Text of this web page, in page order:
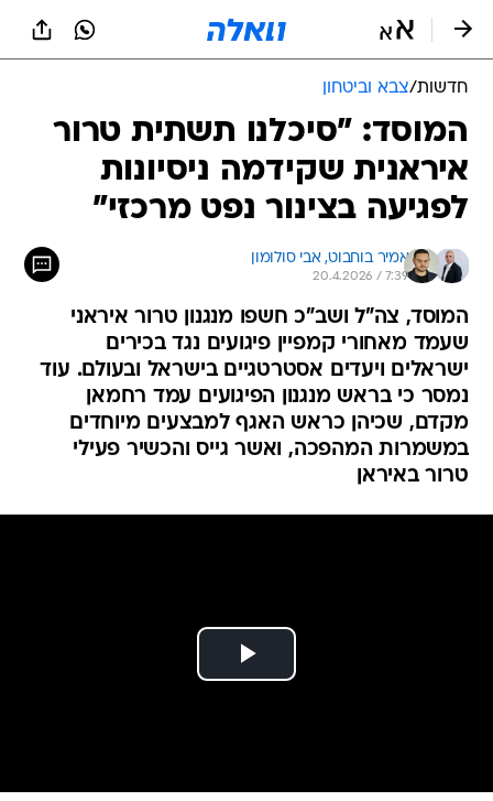
חדשות/צבא וביטחון
המוסד: "סיכלנו תשתית טרור
איראנית שקידמה ניסיונות
לפגיעה בצינור נפט מרכזי"
אמיר בוחבוט, אבי סולומון
20.4.2026 / 7:39
המוסד, צה"ל ושב"כ חשפו מנגנון טרור איראני
שעמד מאחורי קמפיין פיגועים נגד בכירים
ישראלים ויעדים אסטרטגיים בישראל ובעולם. עוד
נמסר כי בראש מנגנון הפיגועים עמד רחמאן
מקדם, שכיהן כראש האגף למבצעים מיוחדים
במשמרות המהפכה, ואשר גייס והכשיר פעילי
טרור באיראן